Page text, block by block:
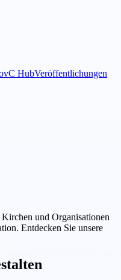
HubVeröffentlichungen
und Organisationen
Entdecken Sie unsere